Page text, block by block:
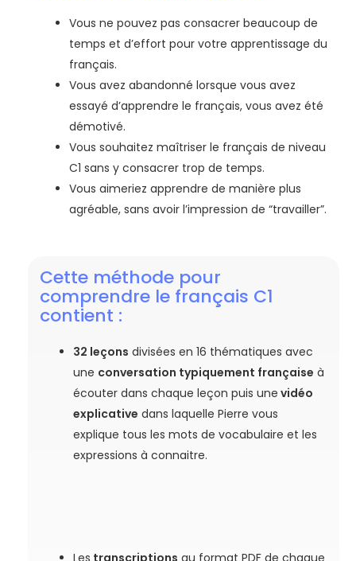
Vous ne pouvez pas consacrer beaucoup de
temps et d’effort pour votre apprentissage du
français.
Vous avez abandonné lorsque vous avez
essayé d’apprendre le français, vous avez été
démotivé.
Vous souhaitez maîtriser le français de niveau
C1 sans y consacrer trop de temps.
Vous aimeriez apprendre de manière plus
agréable, sans avoir l’impression de “travailler”.
Cette méthode pour
comprendre le français C1
contient :
32 leçons divisées en 16 thématiques avec
une conversation typiquement française à
écouter dans chaque leçon puis une vidéo
explicative dans laquelle Pierre vous
explique tous les mots de vocabulaire et les
expressions à connaitre.
Les transcriptions au format PDF de chaque